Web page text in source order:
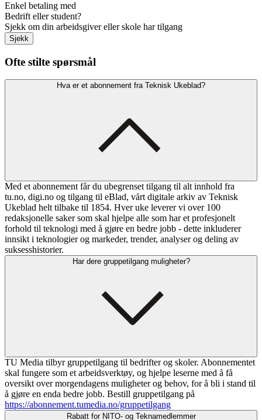
Enkel betaling med
Bedrift eller student?
Sjekk om din arbeidsgiver eller skole har tilgang
Sjekk
Ofte stilte spørsmål
Hva er et abonnement fra Teknisk Ukeblad?
Med et abonnement får du ubegrenset tilgang til alt innhold fra
tu.no, digi.no og tilgang til eBlad, vårt digitale arkiv av Teknisk
Ukeblad helt tilbake til 1854. Hver uke leverer vi over 100
redaksjonelle saker som skal hjelpe alle som har et profesjonelt
forhold til teknologi med å gjøre en bedre jobb - dette inkluderer
innsikt i teknologier og markeder, trender, analyser og deling av
suksesshistorier.
Har dere gruppetilgang muligheter?
TU Media tilbyr gruppetilgang til bedrifter og skoler. Abonnementet
skal fungere som et arbeidsverktøy, og hjelpe leserne med å få
oversikt over morgendagens muligheter og behov, for å bli i stand til
å gjøre en enda bedre jobb. Bestill gruppetilgang på
https://abonnement.tumedia.no/gruppetilgang
Rabatt for NITO- og Teknamedlemmer